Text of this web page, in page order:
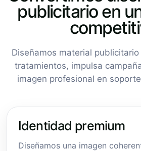
publicitario en
Diseñamos material
tratamientos, impulsa
imagen profesional en
Identidad premium
Diseñamos una imagen